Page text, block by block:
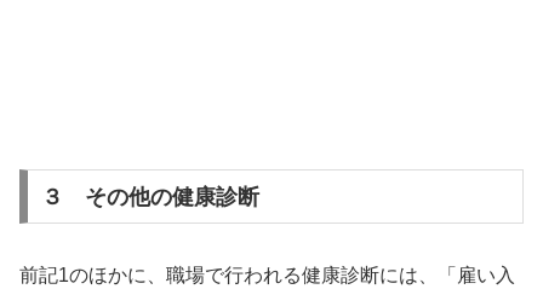
３ その他の健康診断
前記1のほかに、職場で行われる健康診断には、「雇い入